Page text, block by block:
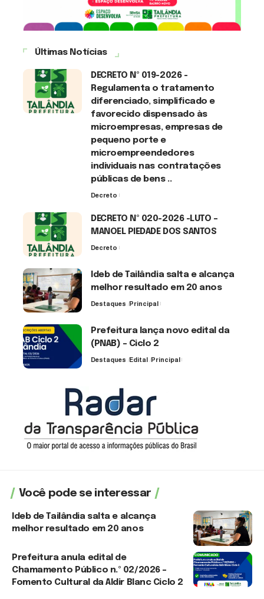
Últimas Notícias
DECRETO Nº 019-2026 -
Regulamenta o tratamento
diferenciado, simplificado e
favorecido dispensado às
microempresas, empresas de
pequeno porte e
microempreendedores
individuais nas contratações
públicas de bens ..
Decreto
DECRETO Nº 020-2026 -LUTO –
MANOEL PIEDADE DOS SANTOS
Decreto
Ideb de Tailândia salta e alcança
melhor resultado em 20 anos
Destaques Principal
Prefeitura lança novo edital da
(PNAB) – Ciclo 2
Destaques Edital Principal
Você pode se interessar
Ideb de Tailândia salta e alcança
melhor resultado em 20 anos
Prefeitura anula edital de
Chamamento Público n.º 02/2026 –
Fomento Cultural da Aldir Blanc Ciclo 2